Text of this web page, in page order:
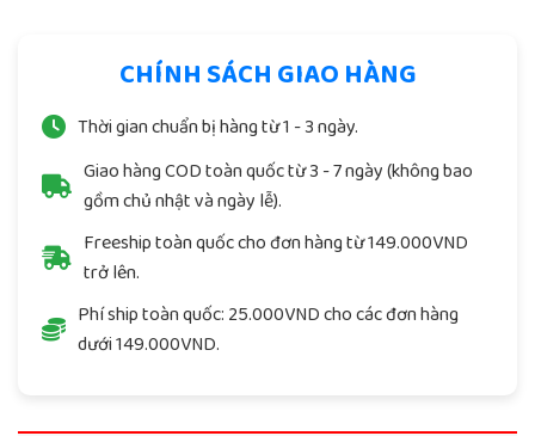
CHÍNH SÁCH GIAO HÀNG
Thời gian chuẩn bị hàng từ 1 - 3 ngày.
Giao hàng COD toàn quốc từ 3 - 7 ngày (không bao
gồm chủ nhật và ngày lễ).
Freeship toàn quốc cho đơn hàng từ 149.000VND
trở lên.
Phí ship toàn quốc: 25.000VND cho các đơn hàng
dưới 149.000VND.